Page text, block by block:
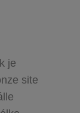
je
site